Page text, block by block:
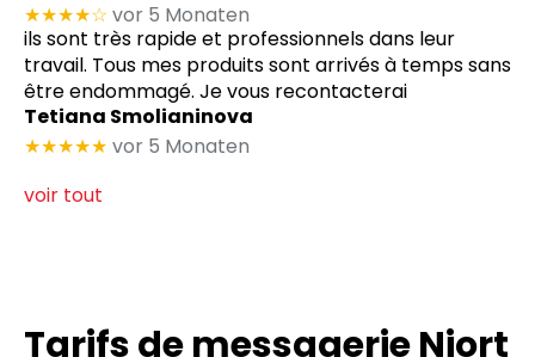
★★★★☆ vor 5 Monaten
ils sont très rapide et professionnels dans leur
travail. Tous mes produits sont arrivés à temps sans
être endommagé. Je vous recontacterai
Tetiana Smolianinova
★★★★★ vor 5 Monaten
voir tout
Tarifs de messagerie Niort